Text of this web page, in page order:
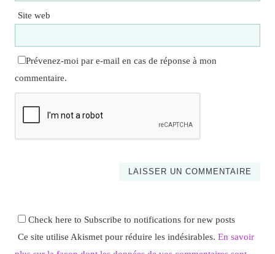
Site web
Prévenez-moi par e-mail en cas de réponse à mon
commentaire.
Check here to Subscribe to notifications for new posts
Ce site utilise Akismet pour réduire les indésirables. En savoir